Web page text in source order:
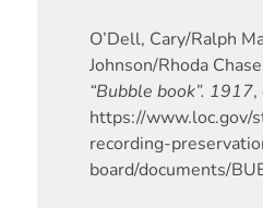
O’Dell, Cary/Ralph
Johnson/Rhoda
“Bubble book”. 1917,
https://www.loc.gov/
recording-
board/documents/